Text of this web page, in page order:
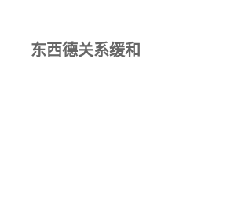
东西德关系缓和